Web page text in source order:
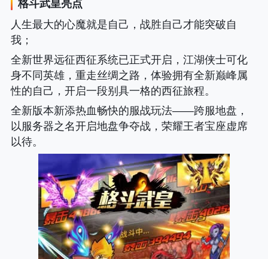
格斗武皇亮点
人生最大的心魔就是自己，战胜自己才能突破自
我；
全新世界远征西征系统已正式开启，江湖侠士可化
身不同英雄，重走丝绸之路，体验拥有全新巅峰属
性的自己，开启一段别具一格的西征旅程。
全新版本新添热血畅快的服战玩法——跨服地盘，
以服务器之名开启地盘争夺战，荣耀王者宝座虚席
以待。